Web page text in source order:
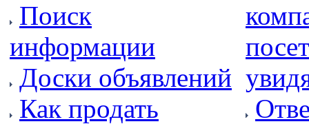
Поиск
информации
Доски объявлений
Как продать